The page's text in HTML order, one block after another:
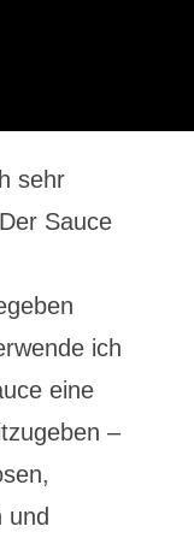
sehr
Sauce
ich
eine
–
und